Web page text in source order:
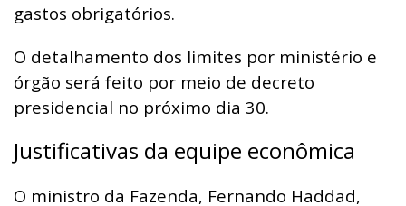
gastos obrigatórios.
O detalhamento dos limites por ministério e
órgão será feito por meio de decreto
presidencial no próximo dia 30.
Justificativas da equipe econômica
O ministro da Fazenda, Fernando Haddad,